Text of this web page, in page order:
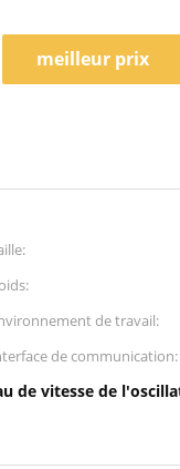
meilleur prix
de travail:
de communication:
de vitesse de